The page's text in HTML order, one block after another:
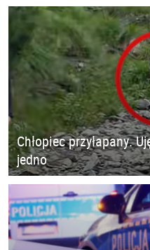
Chłopiec przyłapany.
jedno